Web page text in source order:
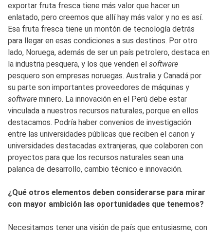
exportar fruta fresca tiene más valor que hacer un
enlatado, pero creemos que allí hay más valor y no es así.
Esa fruta fresca tiene un montón de tecnología detrás
para llegar en esas condiciones a sus destinos. Por otro
lado, Noruega, además de ser un país petrolero, destaca en
la industria pesquera, y los que venden el software
pesquero son empresas noruegas. Australia y Canadá por
su parte son importantes proveedores de máquinas y
software minero. La innovación en el Perú debe estar
vinculada a nuestros recursos naturales, porque en ellos
destacamos. Podría haber convenios de investigación
entre las universidades públicas que reciben el canon y
universidades destacadas extranjeras, que colaboren con
proyectos para que los recursos naturales sean una
palanca de desarrollo, cambio técnico e innovación.
¿Qué otros elementos deben considerarse para mirar
con mayor ambición las oportunidades que tenemos?
Necesitamos tener una visión de país que entusiasme, con